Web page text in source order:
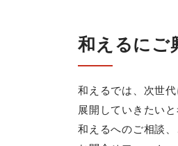
和えるにご
和えるでは、次世
展開していきたいと
和えるへのご相談